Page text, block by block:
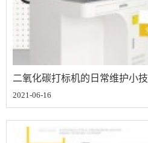
二氧化碳打标机的日常维护小技
2021-06-16